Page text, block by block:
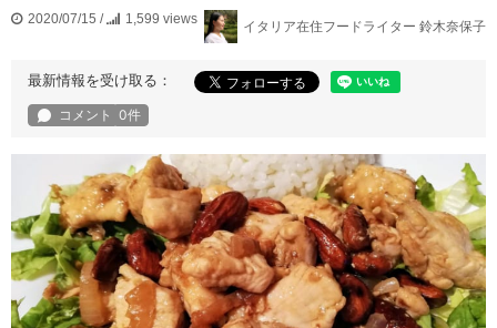
2020/07/15 / 1,599 views イタリア在住フードライター 鈴木奈保子
最新情報を受け取る：